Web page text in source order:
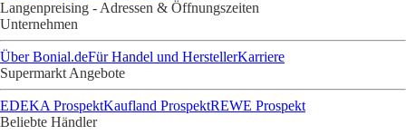
Langenpreising - Adressen & Öffnungszeiten
Unternehmen
Über Bonial.deFür Handel und HerstellerKarriere
Supermarkt Angebote
EDEKA ProspektKaufland ProspektREWE Prospekt
Beliebte Händler